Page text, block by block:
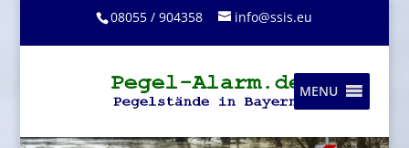
08055 / 904358 info@ssis.eu
MENU